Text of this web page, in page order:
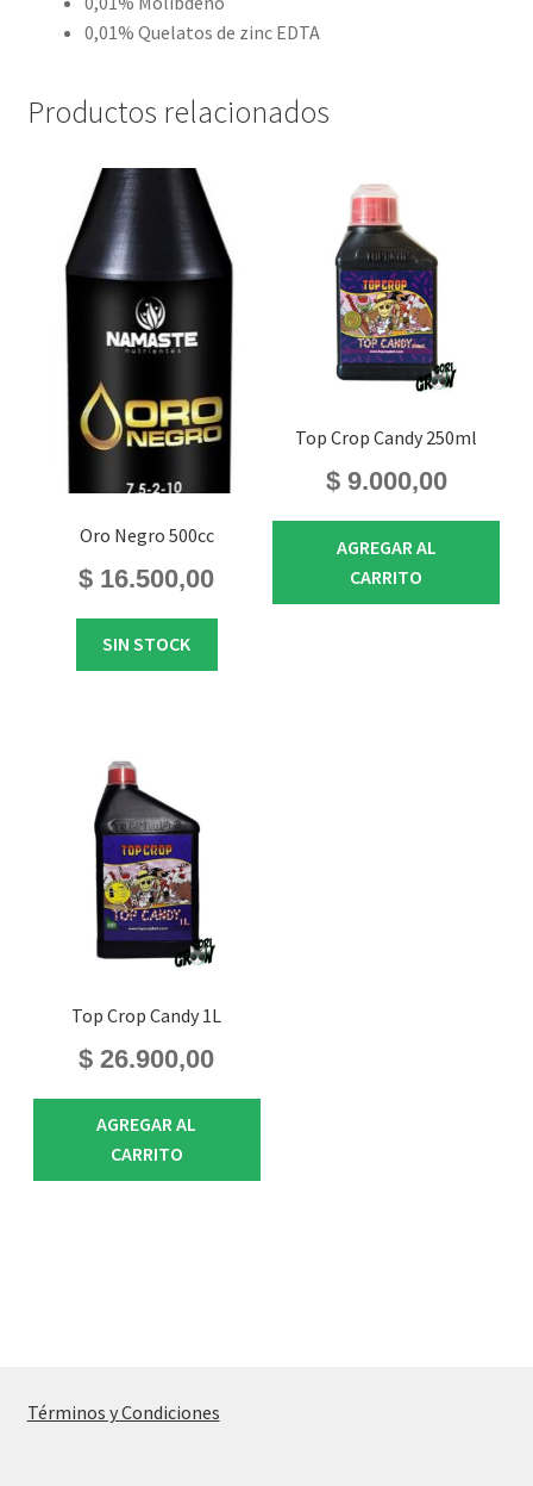
0,01% Quelatos de zinc EDTA
Productos relacionados
Oro Negro 500cc
$ 16.500,00
SIN STOCK
Top Crop Candy 250ml
$9.000,00
AGREGAR AL
CARRITO
Top Crop Candy 1L
$ 26.900,00
AGREGAR AL
CARRITO
Términos y Condiciones